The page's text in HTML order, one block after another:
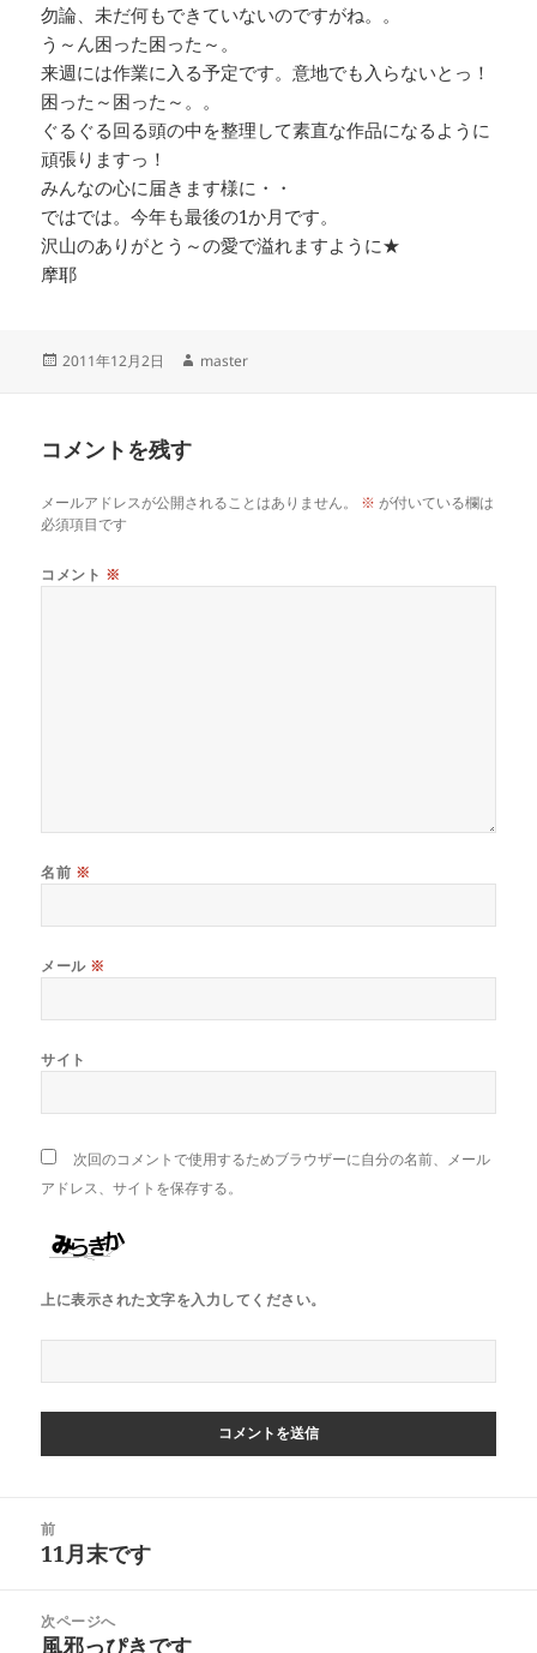
勿論、未だ何もできていないのですがね。。
う～ん困った困った～。
来週には作業に入る予定です。意地でも入らないとっ！
困った～困った～。。
ぐるぐる回る頭の中を整理して素直な作品になるように
頑張りますっ！
みんなの心に届きます様に・・
ではでは。今年も最後の1か月です。
沢山のありがとう～の愛で溢れますように★
摩耶
投
2011年12月2日
作
master
コメントを残す
メールアドレスが公開されることはありません。 ※ が付いている欄は
必須項目です
コメント ※
名前 ※
メール ※
サイト
次回のコメントで使用するためブラウザーに自分の名前、メール
アドレス、サイトを保存する。
上に表示された文字を入力してください。
前
前
投
稿:
11月末です
次ページへ
次
風邪っぴきです